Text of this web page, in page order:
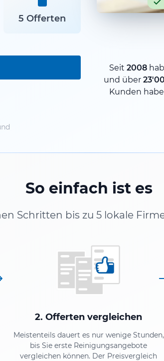
5 Offerten
Seit 2008
und über
Kunden
So einfach ist es
Schritten bis zu 5 lokale
2. Offerten vergleichen
Meistenteils dauert es nur wenige Stunden,
bis Sie erste Reinigungsangebote
vergleichen können. Der Preisvergleich